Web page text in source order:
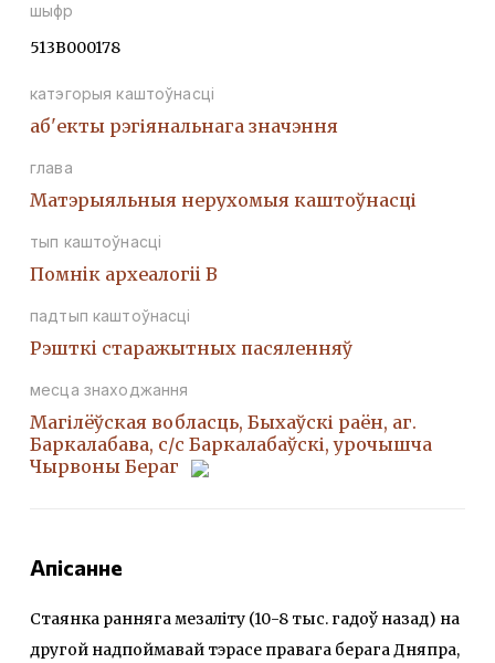
шыфр
513В000178
катэгорыя каштоўнасці
аб'екты рэгіянальнага значэння
глава
Матэрыяльныя нерухомыя каштоўнасці
тып каштоўнасці
Помнiк археалогii В
падтып каштоўнасці
Рэшткi старажытных пасяленняў
месца знаходжання
Магілёўская вобласць, Быхаўскі раён, аг.
Баркалабава, с/с Баркалабаўскі, урочышча
Чырвоны Бераг
Апісанне
Стаянка ранняга мезаліту (10-8 тыс. гадоў назад) на
другой надпоймавай тэрасе правага берага Дняпра,